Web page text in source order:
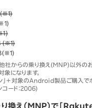
(※1)
社からの乗り換え(MNP)以外の
になります。
」＋対象のAndroid製品ご購入で
コード：2006)
換え（MNP）で「